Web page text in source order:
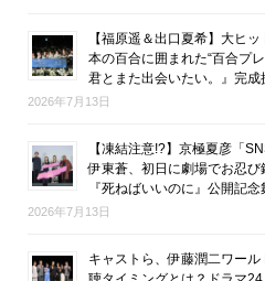
【福原遥＆出口夏希】大ヒ
本の百合に囲まれた“百合プ
君とまた出会いたい。』完成
2026年7月13日
【凍結注意!?】京極夏彦「
伊東蒼、初日に劇場でお忍
『死ねばいいのに』公開記
2026年7月13日
キャストら、伊藤潤二ワール